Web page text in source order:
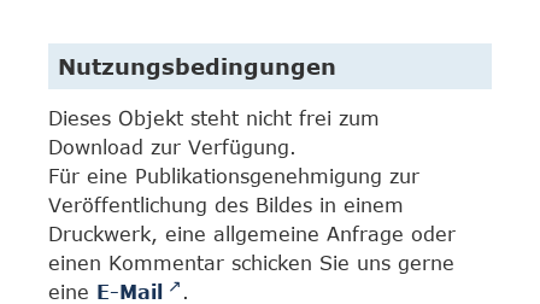
Nutzungsbedingungen
Dieses Objekt steht nicht frei zum
Download zur Verfügung.
Für eine Publikationsgenehmigung zur
Veröffentlichung des Bildes in einem
Druckwerk, eine allgemeine Anfrage oder
einen Kommentar schicken Sie uns gerne
eine E-Mail
.